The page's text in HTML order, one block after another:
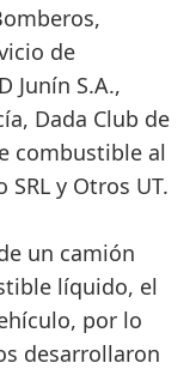
de
Junín S.A.,
Dada Club de
combustible al
SRL y Otros UT.
un camión
líquido, el
por lo
desarrollaron